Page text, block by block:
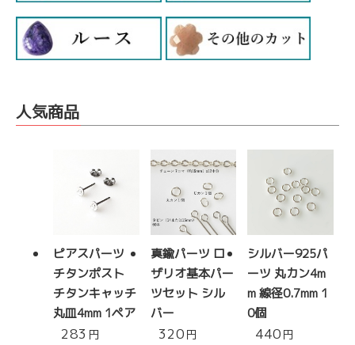
人気商品
ピアスパーツ
チタンポスト
チタンキャッチ
丸皿4mm 1ペア
283 円
真鍮パーツ ロ
ザリオ基本パー
ツセット シル
バー
320 円
シルバー925パ
ーツ 丸カン4m
m 線径0.7mm 1
0個
440 円